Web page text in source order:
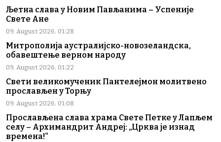
Љетна слава у Новим Пављанима – Успеније
Свете Ане
09. August 2026. 01:28
Митрополија аустралијско-новозеландска,
обавештење верном народу
09. August 2026. 01:22
Свети великомученик Пантелејмон молитвено
прослављен у Торњу
09. August 2026. 01:08
Прослављена слава храма Свете Петке у Лапљем
селу – Архимандрит Андреј: „Црква је изнад
времена!“